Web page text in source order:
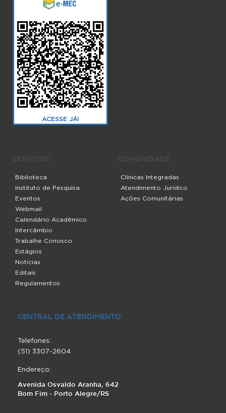
ACESSE JÁ!
Biblioteca
Instituto de Pesquisa
Eventos
Webmail
Calendário Acadêmico
Intercâmbio
Trabalhe Conosco
Estágios
Notícias
Editais
Regulamentos
Clínicas Integradas
Atendimento Jurídico
Ações Comunitárias
CENTRAL DE ATENDIMENTO
Telefones:
(51) 3307-2604
Endereço:
Avenida Osvaldo Aranha, 642
Bom Fim - Porto Alegre/RS